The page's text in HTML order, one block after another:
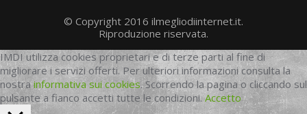
© Copyright 2016 ilmegliodiinternet.it.
Riproduzione riservata.
IMDI utilizza cookies proprietari e di terze parti al fine di
migliorare i servizi offerti. Per ulteriori informazioni consulta la
nostrainformativa sui cookies. Scorrendo la pagina o cliccando sul
pulsante a fianco accetti tutte le condizioni.Accetto